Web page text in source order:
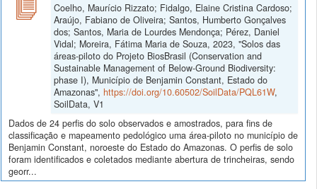
Coelho, Maurício Rizzato; Fidalgo, Elaine Cristina Cardoso;
Araújo, Fabiano de Oliveira; Santos, Humberto Gonçalves
dos; Santos, Maria de Lourdes Mendonça; Pérez, Daniel
Vidal; Moreira, Fátima Maria de Souza, 2023, "Solos das
áreas-piloto do Projeto BiosBrasil (Conservation and
Sustainable Management of Below-Ground Biodiversity:
phase I), Município de Benjamin Constant, Estado do
Amazonas", https://doi.org/10.60502/SoilData/PQL61W,
SoilData, V1
Dados de 24 perfis do solo observados e amostrados, para fins de
classificação e mapeamento pedológico uma área-piloto no município de
Benjamin Constant, noroeste do Estado do Amazonas. O perfis de solo
foram identificados e coletados mediante abertura de trincheiras, sendo
georr...